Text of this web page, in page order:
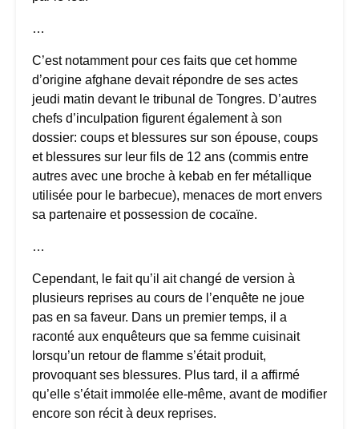
…
C’est notamment pour ces faits que cet homme
d’origine afghane devait répondre de ses actes
jeudi matin devant le tribunal de Tongres. D’autres
chefs d’inculpation figurent également à son
dossier: coups et blessures sur son épouse, coups
et blessures sur leur fils de 12 ans (commis entre
autres avec une broche à kebab en fer métallique
utilisée pour le barbecue), menaces de mort envers
sa partenaire et possession de cocaïne.
…
Cependant, le fait qu’il ait changé de version à
plusieurs reprises au cours de l’enquête ne joue
pas en sa faveur. Dans un premier temps, il a
raconté aux enquêteurs que sa femme cuisinait
lorsqu’un retour de flamme s’était produit,
provoquant ses blessures. Plus tard, il a affirmé
qu’elle s’était immolée elle-même, avant de modifier
encore son récit à deux reprises.